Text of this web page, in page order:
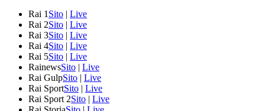
Rai 1 Sito | Live
Rai 2Sito | Live
Rai 3Sito | Live
Rai 4Sito | Live
Rai 5Sito | Live
RainewsSito | Live
Rai GulpSito | Live
Rai SportSito | Live
Rai Sport 2Sito | Live